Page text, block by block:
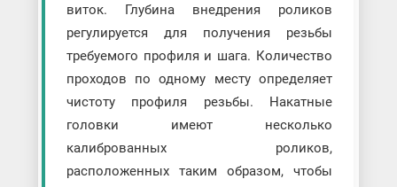
виток. Глубина внедрения роликов
регулируется для получения резьбы
требуемого профиля и шага. Количество
проходов по одному месту определяет
чистоту профиля резьбы. Накатные
головки имеют несколько
калиброванных роликов,
расположенных таким образом, чтобы